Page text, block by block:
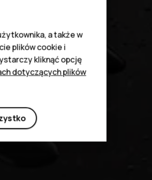
a także w
plików cookie i
kliknąć opcję
dotyczących plików